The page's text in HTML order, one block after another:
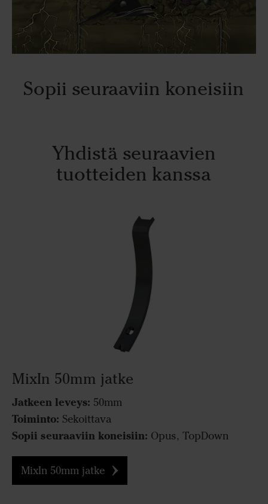
Sopii seuraaviin koneisiin
Yhdistä seuraavien
tuotteiden kanssa
MixIn 50mm jatke
Jatkeen leveys: 50mm
Toiminto: Sekoittava
Sopii seuraaviin koneisiin: Opus, TopDown
MixIn 50mm jatke